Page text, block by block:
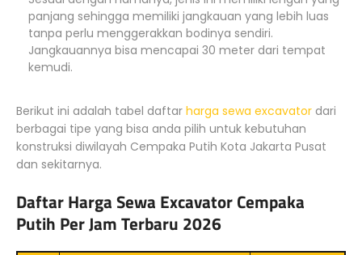
panjang sehingga memiliki jangkauan yang lebih luas
tanpa perlu menggerakkan bodinya sendiri.
Jangkauannya bisa mencapai 30 meter dari tempat
kemudi.
Berikut ini adalah tabel daftar harga sewa excavator dari
berbagai tipe yang bisa anda pilih untuk kebutuhan
konstruksi diwilayah Cempaka Putih Kota Jakarta Pusat
dan sekitarnya.
Daftar Harga Sewa Excavator Cempaka
Putih Per Jam Terbaru 2026